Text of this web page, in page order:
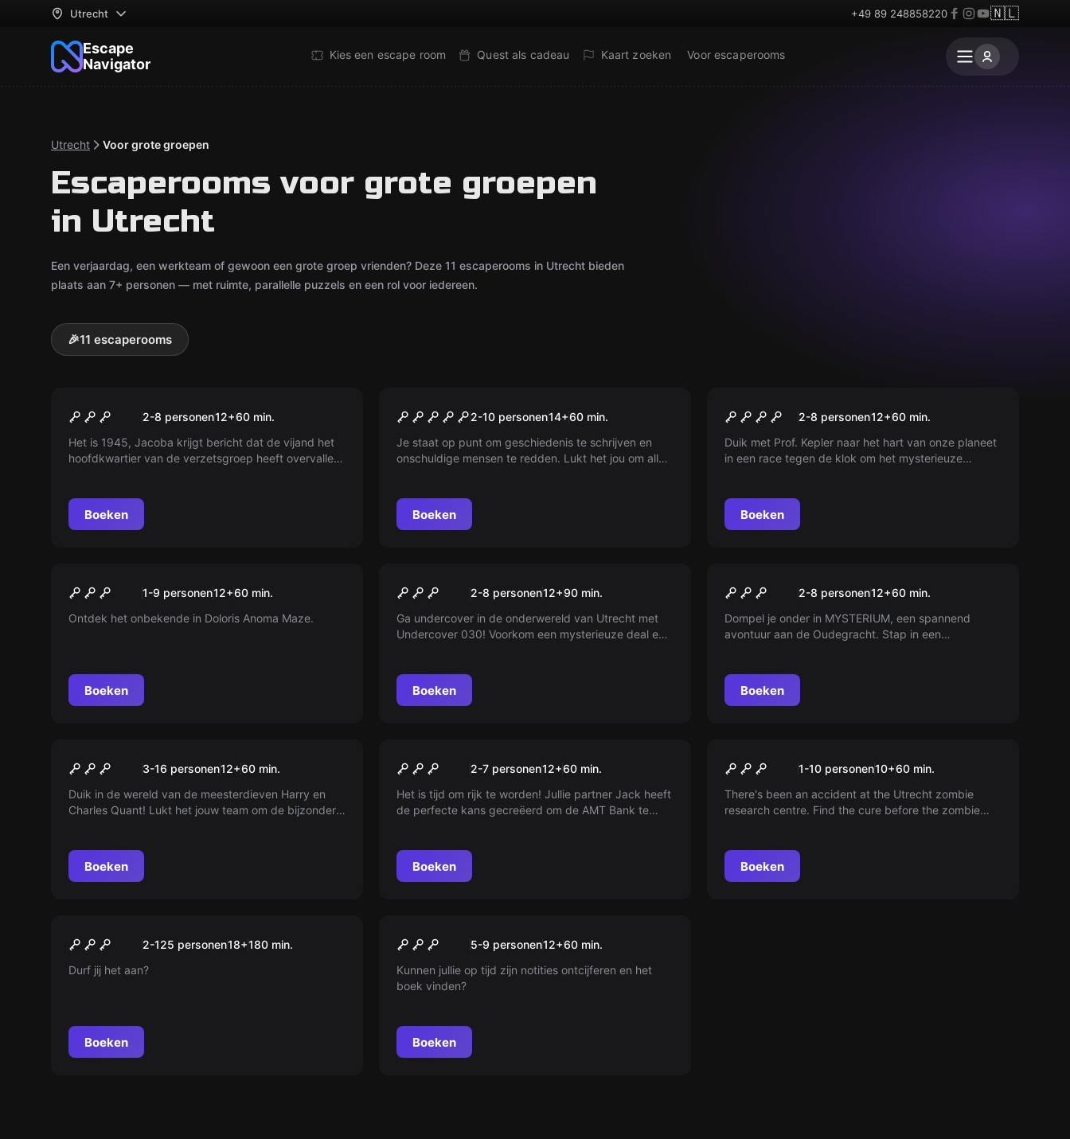
Utrecht +49 89 248858220 🇳🇱
Escape
Navigator
Kies een escape room Quest als cadeau Kaart zoeken Voor escaperooms
Utrecht Voor grote groepen
Escaperooms voor grote groepen
in Utrecht
Een verjaardag, een werkteam of gewoon een grote groep vrienden? Deze 11 escaperooms in Utrecht bieden
plaats aan 7+ personen — met ruimte, parallelle puzzels en een rol voor iedereen.
🎉11 escaperooms
De Verzetsgroep
2-8 personen12+60 min.
Het is 1945, Jacoba krijgt bericht dat de vijand het
hoofdkwartier van de verzetsgroep heeft overvallen.
uit het huis te krijgen voordat de vijand terugkeert.
Wees de snelste en breek onze
Boeken
The Dam2-10 personen14+60 min.
Je staat op punt om geschiedenis te schrijven en
onschuldige mensen te redden. Lukt het jou om alles
Boeken
Nieuw
Prof. Kepler en de Machine
2-8 personen12+60 min.
Duik met Prof. Kepler naar het hart van onze planeet
in een race tegen de klok om het mysterieuze
om de Werelddraaibank te herstellen en de aarde te
redden?
Boeken
Nieuw
Doloris Anoma Maze
1-9 personen12+60 min.
Ontdek het onbekende in Doloris Anoma Maze.
Boeken
Team Undercover
2-8 personen12+90 min.
Ga undercover in de onderwereld van Utrecht met
Undercover 030! Voorkom een mysterieuze deal en
tijd stoppen?
Boeken
Mysterium2-8 personen12+60 min.
Dompel je onder in MYSTERIUM, een spannend
avontuur aan de Oudegracht. Stap in een
Boeken
The Diamond Heist
3-16 personen12+60 min.
Duik in de wereld van de meesterdieven Harry en
Charles Quant! Lukt het jouw team om de bijzonder
Boeken
Let's Rob the Bank!
2-7 personen12+60 min.
Het is tijd om rijk te worden! Jullie partner Jack heeft
de perfecte kans gecreëerd om de AMT Bank te
slechts 60 minuten bij jullie weghouden. Kom op,
laten we de bank beroven!
Boeken
Gone Viral Online
1-10 personen10+60 min.
There's been an accident at the Utrecht zombie
research centre. Find the cure before the zombie
Boeken
Nieuw
Prison Escape
2-125 personen18+180 min.
Durf jij het aan?
Boeken
Nieuw
UNESCO Escape Room
5-9 personen12+60 min.
Kunnen jullie op tijd zijn notities ontcijferen en het
boek vinden?
Boeken